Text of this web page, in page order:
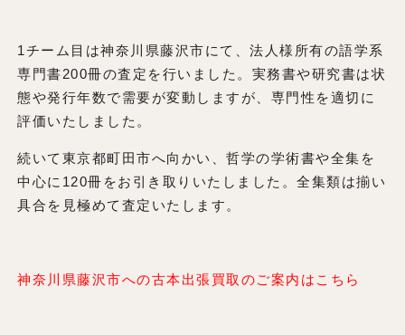
1チーム目は神奈川県藤沢市にて、法人様所有の語学系
専門書200冊の査定を行いました。実務書や研究書は状
態や発行年数で需要が変動しますが、専門性を適切に
評価いたしました。
続いて東京都町田市へ向かい、哲学の学術書や全集を
中心に120冊をお引き取りいたしました。全集類は揃い
具合を見極めて査定いたします。
神奈川県藤沢市への古本出張買取のご案内はこちら